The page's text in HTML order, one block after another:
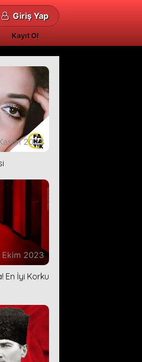
Giriş Yap
Kayıt Ol
2023
Ekim 2023
En İyi Korku